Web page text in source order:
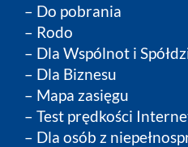
– Do pobrania
– Rodo
– Dla Wspólnot i
– Dla Biznesu
– Mapa zasięgu
– Test prędkości
– Dla osób z